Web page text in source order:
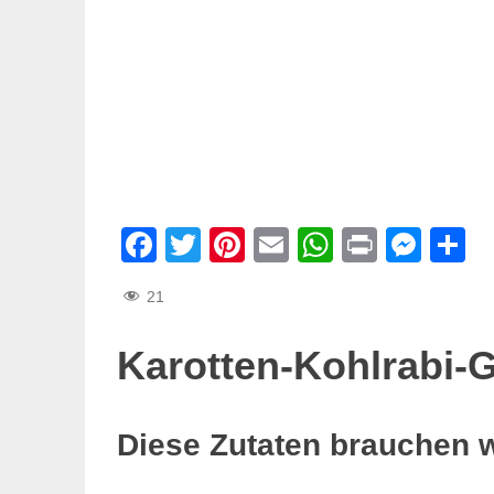
Facebook
Twitter
Pinterest
EmailWhatsApp
Print
21
Karotten-Kohlrabi-
Diese Zutaten brauchen